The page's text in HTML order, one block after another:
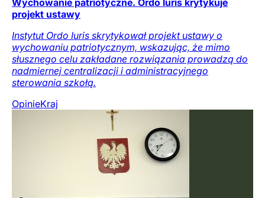
projekt ustawy
Instytut Ordo Iuris skrytykował projekt ustawy o
wychowaniu patriotycznym, wskazując, że mimo
słusznego celu zakładane rozwiązania prowadzą do
nadmiernej centralizacji i administracyjnego
sterowania szkołą.
OpinieKraj